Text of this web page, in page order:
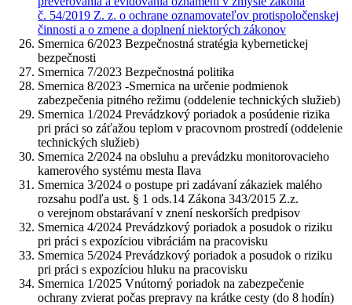
č. 54/2019 Z. z. o ochrane oznamovateľov protispoločenskej
činnosti a o zmene a doplnení niektorých zákonov
Smernica 6/2023 Bezpečnostná stratégia kybernetickej
bezpečnosti
Smernica 7/2023 Bezpečnostná politika
Smernica 8/2023 -Smernica na určenie podmienok
zabezpečenia pitného režimu (oddelenie technických služieb)
Smernica 1/2024 Prevádzkový poriadok a posúdenie rizika
pri práci so záťažou teplom v pracovnom prostredí (oddelenie
technických služieb)
Smernica 2/2024 na obsluhu a prevádzku monitorovacieho
kamerového systému mesta Ilava
Smernica 3/2024 o postupe pri zadávaní zákaziek malého
rozsahu podľa ust. § 1 ods.14 Zákona 343/2015 Z.z.
o verejnom obstarávaní v znení neskorších predpisov
Smernica 4/2024 Prevádzkový poriadok a posudok o riziku
pri práci s expozíciou vibráciám na pracovisku
Smernica 5/2024 Prevádzkový poriadok a posudok o riziku
pri práci s expozíciou hluku na pracovisku
Smernica 1/2025 Vnútorný poriadok na zabezpečenie
ochrany zvierat počas prepravy na krátke cesty (do 8 hodín)